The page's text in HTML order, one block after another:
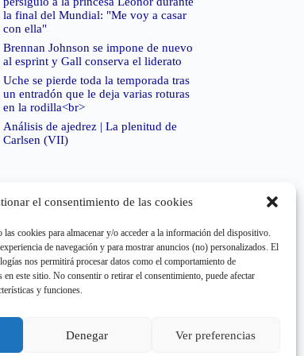
el consentimiento de las cookies
cookies para almacenar y/o acceder a la información del dispositivo.
de navegación y para mostrar anuncios (no) personalizados. El
nos permitirá procesar datos como el comportamiento de
este sitio. No consentir o retirar el consentimiento, puede afectar
y funciones.
Denegar Ver preferencias
la final del Mundial: "Me voy a casar
con ella"
Brennan Johnson se impone de nuevo
al esprint y Gall conserva el liderato
Uche se pierde toda la temporada tras
un entradón que le deja varias roturas
en la rodilla<br>
Análisis de ajedrez | La plenitud de
Carlsen (VII)
Retrieved unsupported status code